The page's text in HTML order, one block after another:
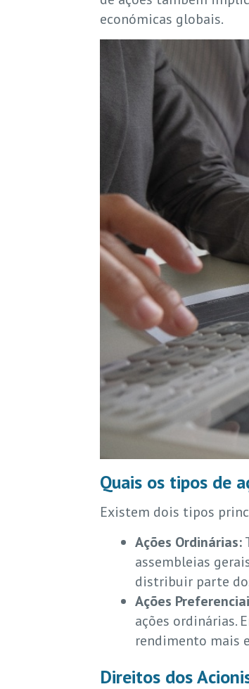
económicas globais.
Quais os tipos de
Existem dois tipos
Ações Ordinárias:
assembleias
distribuir parte
Ações
ações ordinárias.
rendimento mais
Direitos dos